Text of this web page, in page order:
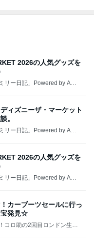
2026の人気グッズを
リー日記」Powered by Ame
ィズニーザ・マーケット
。
リー日記」Powered by Ame
2026の人気グッズを
リー日記」Powered by Ame
カーブーツセールに行っ
宝発見☆
コロ助の2回目ロンドン生活